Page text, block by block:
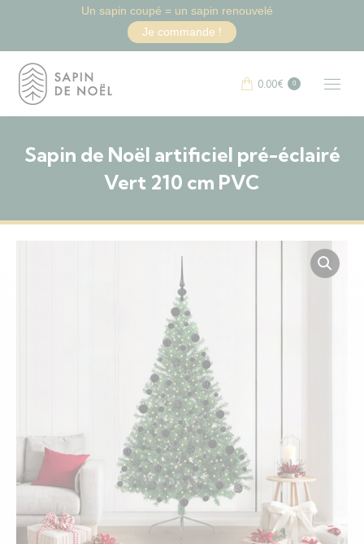
0.00€ 0
Sapin de Noël artificiel pré-éclairé
Vert 210 cm PVC
Un sapin coupé = un sapin renouvelé
Je commande !